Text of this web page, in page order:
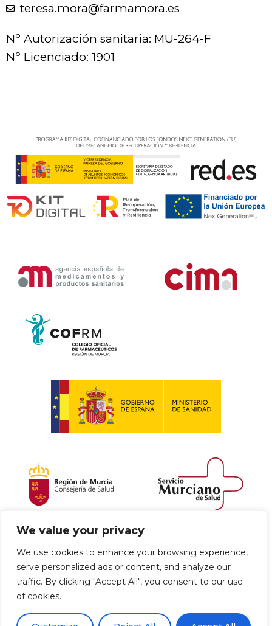
We value your privacy
We use cookies to enhance your browsing experience,
serve personalized ads or content, and analyze our
traffic. By clicking "Accept All", you consent to our use
of cookies.
teresa.mora@farmamora.es
Nº Autorización sanitaria: MU-264-F
Nº Licenciado: 1901
Política de envío y devoluciones
Política de privacidad Uso de cookies